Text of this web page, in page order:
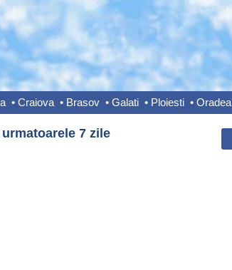
• Craiova • Brasov • Galati • Ploiesti • Oradea
7 zile